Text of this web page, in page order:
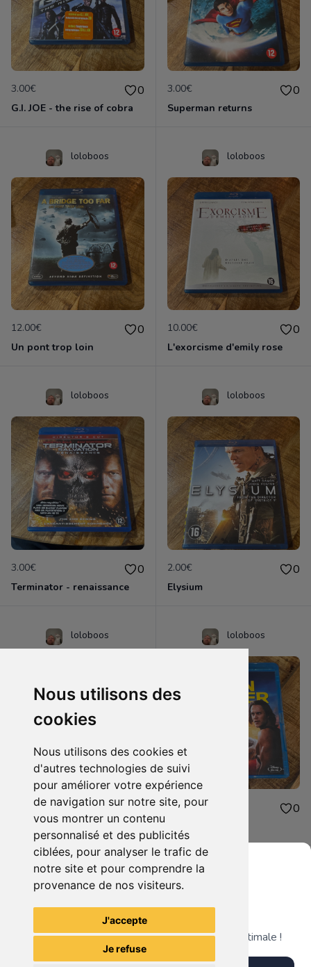
Nous utilisons des
cookies
Nous utilisons des cookies et
d'autres technologies de suivi
pour améliorer votre expérience
de navigation sur notre site, pour
vous montrer un contenu
personnalisé et des publicités
ciblées, pour analyser le trafic de
notre site et pour comprendre la
provenance de nos visiteurs.
J'accepte
Je refuse
3.00€ 0
G.I. JOE - the rise of cobra
3.00€ 0
Superman returns
loloboos
12.00€ 0
Un pont trop loin
loloboos
10.00€ 0
L'exorcisme d'emily rose
loloboos
3.00€ 0
Terminator - renaissance
loloboos
2.00€ 0
Elysium
loloboos
2.50€ 0
Cliverfield
loloboos
3.00€ 0
Voir tous les articles du vendeur
Grenier du Geek
Télécharge notre app pour une expérience optimale !